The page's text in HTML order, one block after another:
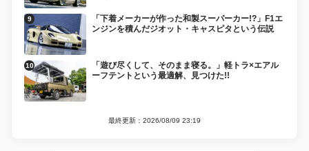
「下着メーカーが作った和製スーパーカー!?」F1エ
ンジンを積んだジオット・キャスピタという伝説
「遊び尽くして、そのまま寝る。」軽トラ×エアル
ーフテントという最適解、見つけた!!
最終更新：2026/08/09 23:19